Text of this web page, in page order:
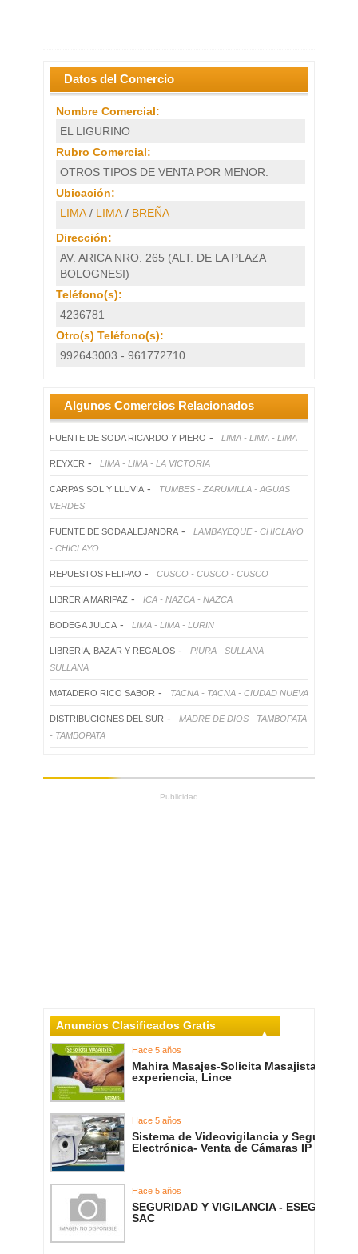
Datos del Comercio
Nombre Comercial:
EL LIGURINO
Rubro Comercial:
OTROS TIPOS DE VENTA POR MENOR.
Ubicación:
LIMA/ LIMA/ BREÑA
Dirección:
AV. ARICA NRO. 265 (ALT. DE LA PLAZA
BOLOGNESI)
Teléfono(s):
4236781
Otro(s) Teléfono(s):
992643003 - 961772710
Algunos Comercios Relacionados
FUENTE DE SODA RICARDO Y PIERO - LIMA - LIMA - LIMA
REYXER - LIMA - LIMA - LA VICTORIA
CARPAS SOL Y LLUVIA -
TUMBES - ZARUMILLA - AGUAS
VERDES
FUENTE DE SODA ALEJANDRA -
LAMBAYEQUE - CHICLAYO
- CHICLAYO
REPUESTOS FELIPAO - CUSCO - CUSCO - CUSCO
LIBRERIA MARIPAZ - ICA - NAZCA - NAZCA
BODEGA JULCA - LIMA - LIMA - LURIN
LIBRERIA, BAZAR Y REGALOS -
PIURA - SULLANA -
SULLANA
MATADERO RICO SABOR - TACNA - TACNA - CIUDAD NUEVA
DISTRIBUCIONES DEL SUR -
MADRE DE DIOS - TAMBOPATA
- TAMBOPATA
Publicidad
Anuncios Clasificados Gratis
Hace 5 años
Mahira Masajes-Solicita Masajista con
experiencia, Lince
Hace 5 años
Sistema de Videovigilancia y Seguridad
Electrónica- Venta de Cámaras IP
Hace 5 años
SEGURIDAD Y VIGILANCIA - ESEGEM
SAC